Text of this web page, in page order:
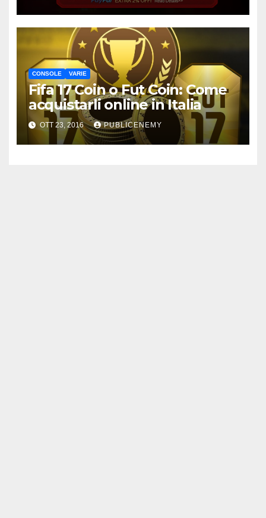
CONSOLE VARIE
Fifa 17 Coin o Fut Coin: Come
acquistarli online in Italia
OTT 23, 2016 PUBLICENEMY